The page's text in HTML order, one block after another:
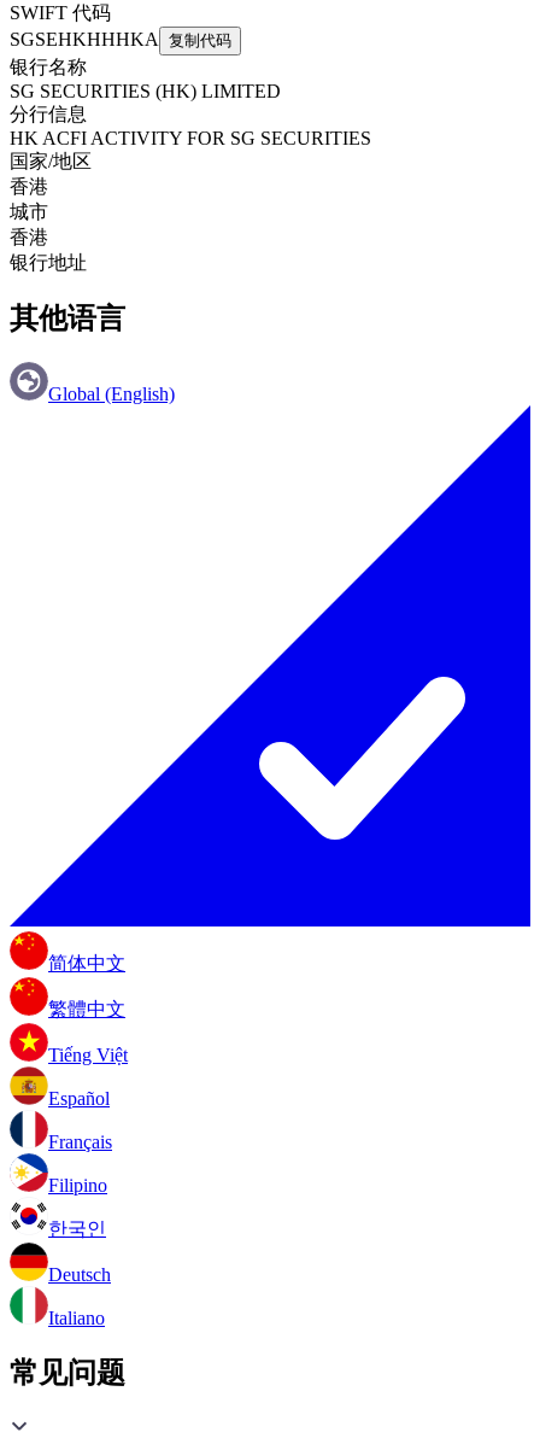
SWIFT 代码
SGSEHKHHHKA
复制代码
银行名称
SG SECURITIES (HK) LIMITED
分行信息
HK ACFI ACTIVITY FOR SG SECURITIES
国家/地区
香港
城市
香港
银行地址
其他语言
Global (English)
简体中文
繁體中文
Tiếng Việt
Español
Français
Filipino
한국인
Deutsch
Italiano
常见问题